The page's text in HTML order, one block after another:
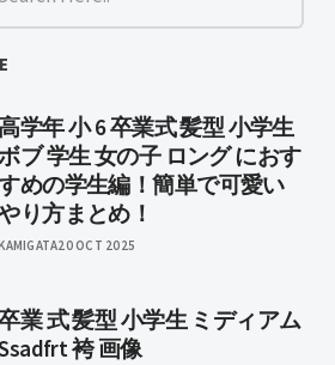
学年 小 6 卒業式 髪型 小学生
ブ 学生 女の子 ロング におす
めの学生編！簡単で可愛い
り方まとめ！
20 OCT 2025
業 式 髪型 小学生 ミディアム
袴 画像